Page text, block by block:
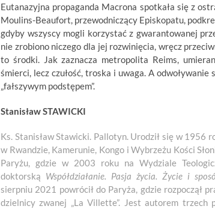
Eutanazyjna propaganda Macrona spotkała się z
Moulins-Beaufort, przewodniczący Episkopatu,
gdyby wszyscy mogli korzystać z gwarantowanej
nie zrobiono niczego dla jej rozwinięcia, wręcz
to środki. Jak zaznacza metropolita Reims,
śmierci, lecz czułość, troska i uwaga. A
„fałszywym podstępem”.
Stanisław STAWICKI
Ks. Stanisław Stawicki. Pallotyn. Urodził się w 1956
w Rwandzie, Kamerunie, Kongo i Wybrzeżu Kości
Paryżu, gdzie w 2003 roku na Wydziale
doktorską Współdziałanie. Pasja życia. Życie i
sierpniu 2021 powrócił do Paryża, gdzie rozpoczął
dzielnicy zwanej „La Villette”. Jest autorem